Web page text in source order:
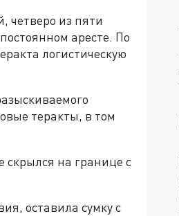
четверо из пяти
аресте. По
логистическую
теракты, в том
скрылся на границе с
оставила сумку с